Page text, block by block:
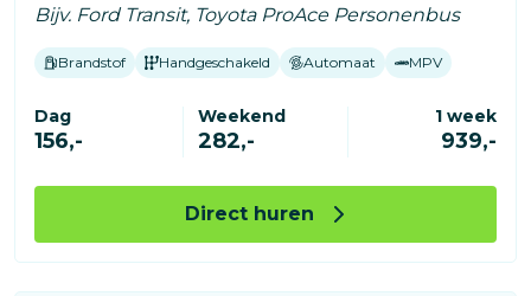
Bijv. Ford Transit, Toyota ProAce Personenbus
Brandstof Handgeschakeld Automaat MPV
Dag
156,-
Weekend
282,-
1 week
939,-
Direct huren